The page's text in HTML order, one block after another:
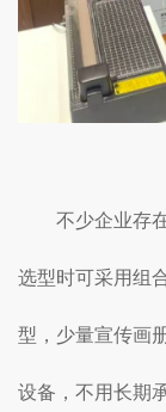
不少企业存
选型时可采用组
型，少量宣传画
设备，不用长期